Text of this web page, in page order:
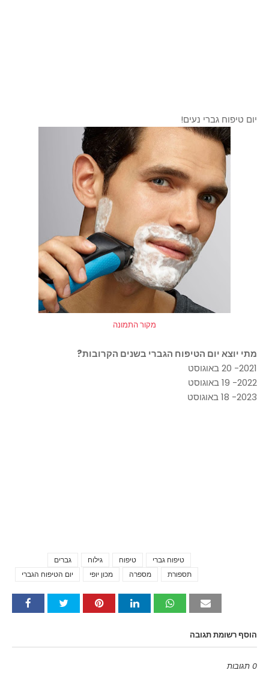
יום טיפוח גברי נעים!
מקור התמונה
מתי יוצא יום הטיפוח הגברי בשנים הקרובות?
2021- 20 באוגוסט
2022- 19 באוגוסט
2023- 18 באוגוסט
גברים גילוח טיפוח
טיפוח גברי
יום הטיפוח הגברי
מכון יופי מספרה תספורת
הוסף רשומת תגובה
0 תגובות